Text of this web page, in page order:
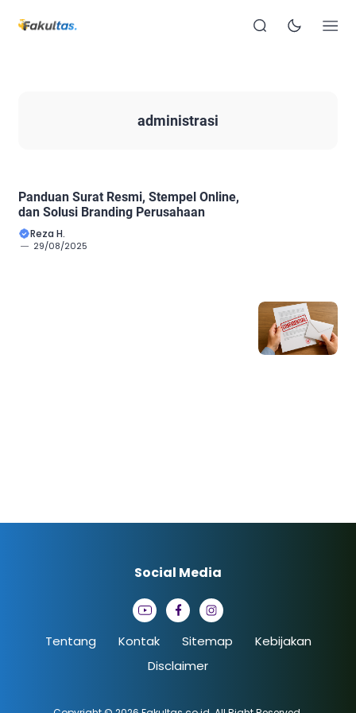
administrasi
Panduan Surat Resmi, Stempel Online,
dan Solusi Branding Perusahaan
Reza H.
29/08/2025
Tentang Kontak Sitemap
Kebijakan
Disclaimer
Social Media